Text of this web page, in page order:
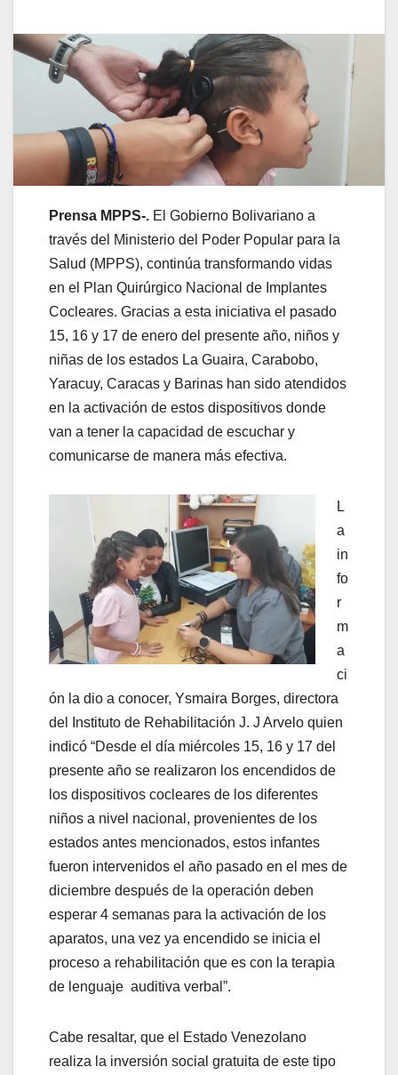
Prensa MPPS-. El Gobierno Bolivariano a
través del Ministerio del Poder Popular para la
Salud (MPPS), continúa transformando vidas
en el Plan Quirúrgico Nacional de Implantes
Cocleares. Gracias a esta iniciativa el pasado
15, 16 y 17 de enero del presente año, niños y
niñas de los estados La Guaira, Carabobo,
Yaracuy, Caracas y Barinas han sido atendidos
en la activación de estos dispositivos donde
van a tener la capacidad de escuchar y
comunicarse de manera más efectiva.
L
a
in
fo
r
m
a
ci
ón la dio a conocer, Ysmaira Borges, directora
del Instituto de Rehabilitación J. J Arvelo quien
indicó “Desde el día miércoles 15, 16 y 17 del
presente año se realizaron los encendidos de
los dispositivos cocleares de los diferentes
niños a nivel nacional, provenientes de los
estados antes mencionados, estos infantes
fueron intervenidos el año pasado en el mes de
diciembre después de la operación deben
esperar 4 semanas para la activación de los
aparatos, una vez ya encendido se inicia el
proceso a rehabilitación que es con la terapia
de lenguaje auditiva verbal”.
Cabe resaltar, que el Estado Venezolano
realiza la inversión social gratuita de este tipo